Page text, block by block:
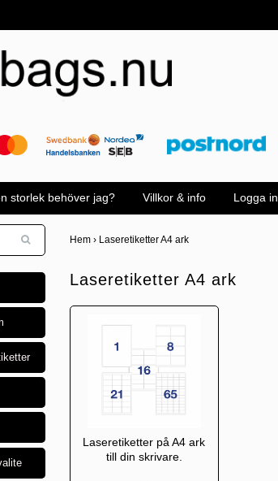
storlek behöver jag? Villkor & info Logga in
Hem › Laseretiketter A4 ark
Laseretiketter A4 ark
Laseretiketter på A4 ark
till din skrivare.